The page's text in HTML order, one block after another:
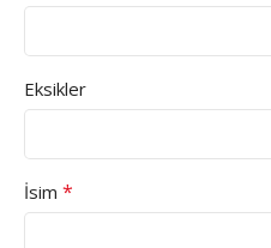
Eksikler
İsim *